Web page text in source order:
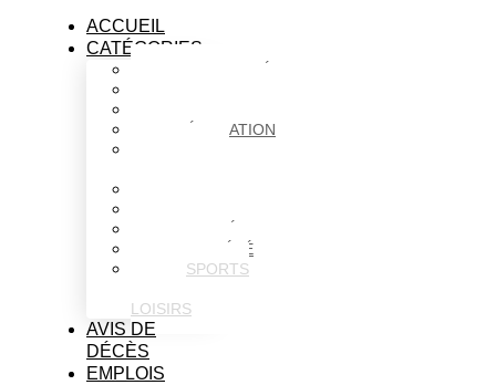
ACCUEIL
CATÉGORIES
ÉDUCATION
SOCIÉTÉ
SPORTS
LOISIRS
AVIS DE
DÉCÈS
EMPLOIS